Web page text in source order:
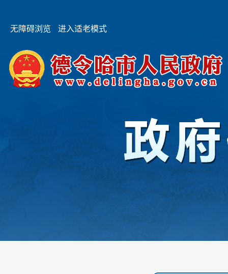
无障碍浏览 进入适老模式